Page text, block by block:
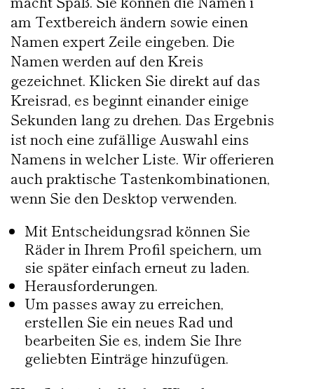
am Textbereich ändern sowie einen
Namen expert Zeile eingeben. Die
Namen werden auf den Kreis
gezeichnet. Klicken Sie direkt auf das
Kreisrad, es beginnt einander einige
Sekunden lang zu drehen. Das Ergebnis
ist noch eine zufällige Auswahl eins
Namens in welcher Liste. Wir offerieren
auch praktische Tastenkombinationen,
wenn Sie den Desktop verwenden.
Mit Entscheidungsrad können Sie
Räder in Ihrem Profil speichern, um
sie später einfach erneut zu laden.
Herausforderungen.
Um passes away zu erreichen,
erstellen Sie ein neues Rad und
bearbeiten Sie es, indem Sie Ihre
geliebten Einträge hinzufügen.